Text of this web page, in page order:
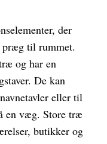
der
til rummet.
og har en
De kan
eller til
en væg. Store træ
butikker og